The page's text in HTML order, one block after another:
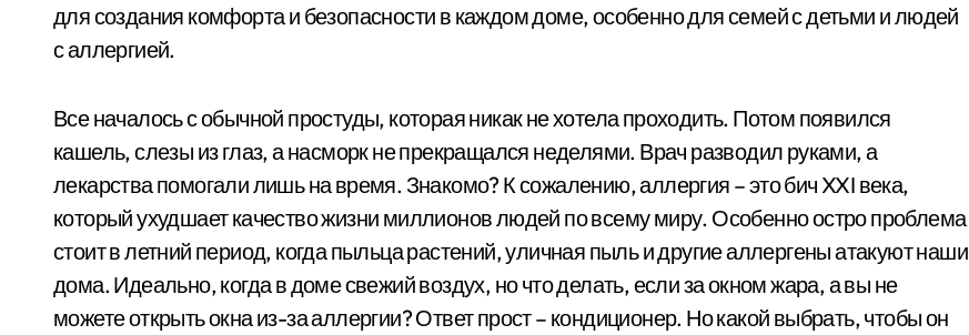
для создания комфорта и безопасности в каждом доме, особенно для семей с детьми и людей
с аллергией.
Все началось с обычной простуды, которая никак не хотела проходить. Потом появился
кашель, слезы из глаз, а насморк не прекращался неделями. Врач разводил руками, а
лекарства помогали лишь на время. Знакомо? К сожалению, аллергия – это бич XXI века,
который ухудшает качество жизни миллионов людей по всему миру. Особенно остро проблема
стоит в летний период, когда пыльца растений, уличная пыль и другие аллергены атакуют наши
дома. Идеально, когда в доме свежий воздух, но что делать, если за окном жара, а вы не
можете открыть окна из-за аллергии? Ответ прост – кондиционер. Но какой выбрать, чтобы он